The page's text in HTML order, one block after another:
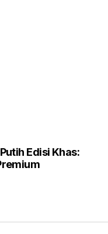
Edisi Khas: